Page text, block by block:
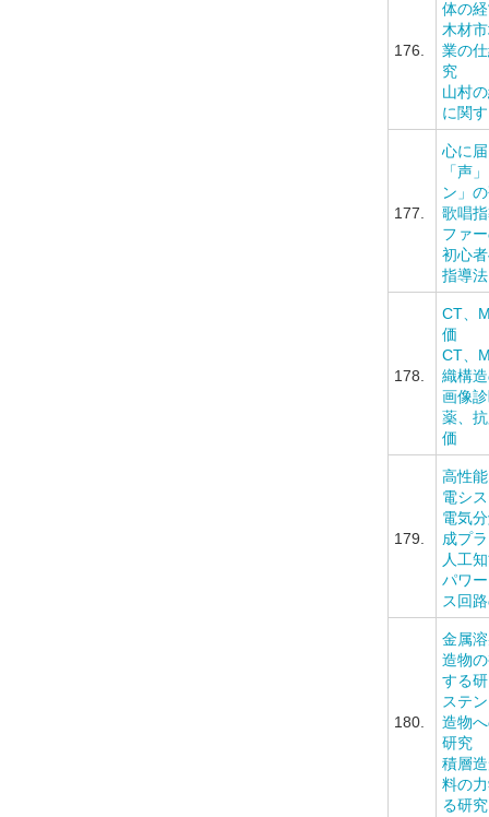
176.
体の
木材
業の
究
山村
に関
177.
心に
「声
ン」
歌唱
ファ
初心
指導法
178.
CT、
価
CT、
織構
画像
薬、
価
179.
高性
電シ
電気
成プ
人工
パワ
ス回
180.
金属
造物
する
ステ
造物
研究
積層
料の
る研究